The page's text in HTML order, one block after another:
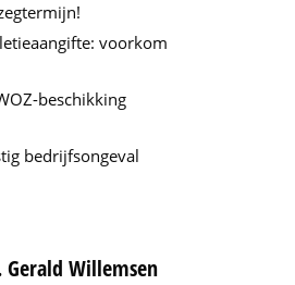
voorkom
beschikking
bedrijfsongeval
Gerald Willemsen